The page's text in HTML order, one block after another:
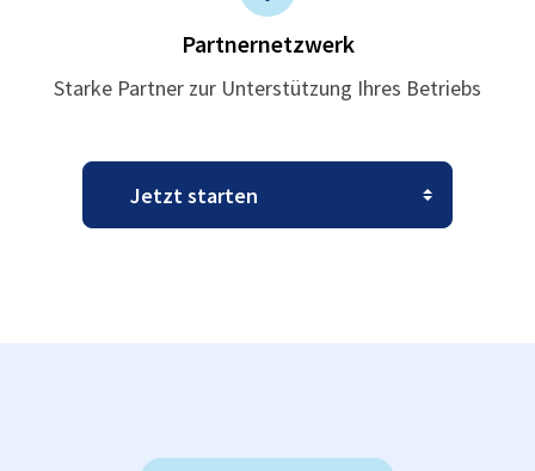
Partnernetzwerk
Starke Partner zur Unterstützung Ihres Betriebs